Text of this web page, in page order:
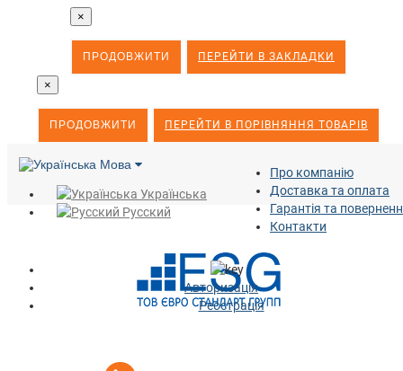
×
ПРОДОВЖИТИ ПЕРЕЙТИ В ЗАКЛАДКИ
×
ПРОДОВЖИТИ ПЕРЕЙТИ В ПОРІВНЯННЯ ТОВАРІВ
Мова
Українська
Русский
Про компанію
Доставка та оплата
Гарантія та
Контакти
Авторизація
Реєстрація